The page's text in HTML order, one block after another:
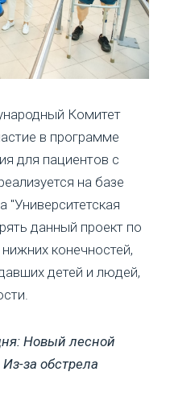
Комитет
в программе
для пациентов с
на базе
"Университетская
данный проект по
конечностей,
детей и людей,
Новый лесной
за обстрела